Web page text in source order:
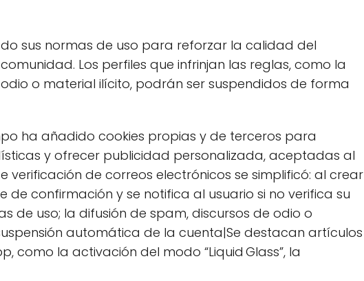
sus normas de uso para reforzar la calidad del
Los perfiles que infrinjan las reglas, como la
o material ilícito, podrán ser suspendidos de forma
ha añadido cookies propias y de terceros para
y ofrecer publicidad personalizada, aceptadas al
verificación de correos electrónicos se simplificó: al crear
de confirmación y se notifica al usuario si no verifica su
de uso; la difusión de spam, discursos de odio o
automática de la cuenta|Se destacan artículos
como la activación del modo “Liquid Glass”, la